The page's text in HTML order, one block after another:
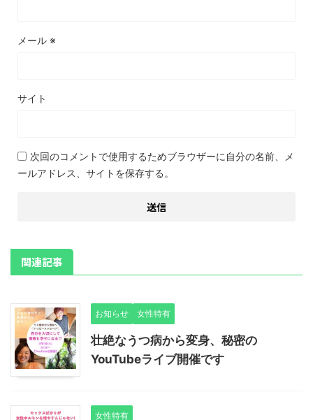
メール ※
サイト
次回のコメントで使用するためブラウザーに自分の名前、メ
ールアドレス、サイトを保存する。
関連記事
お知らせ 女性特有
壮絶なうつ病から変身、秘密の
YouTubeライブ開催です
女性特有